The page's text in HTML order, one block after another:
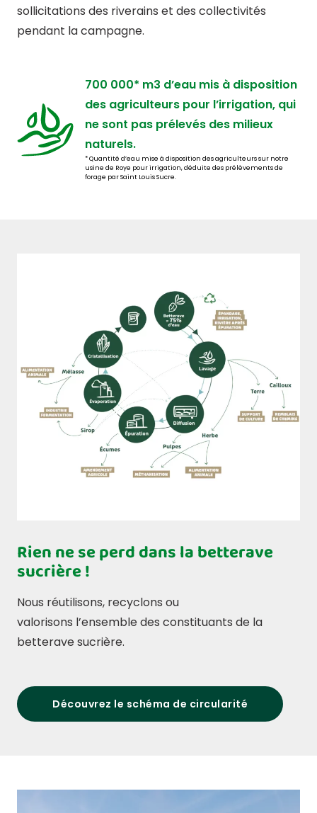
sollicitations des riverains et des collectivités
pendant la campagne.
700 000* m3 d’eau mis à disposition
des agriculteurs pour l’irrigation, qui
ne sont pas prélevés des milieux
naturels.
* Quantité d’eau mise à disposition des agriculteurs sur notre
usine de Roye pour irrigation, déduite des prélèvements de
forage par Saint Louis Sucre.
Rien ne se perd dans la betterave
sucrière !
Nous réutilisons, recyclons ou
valorisons l’ensemble des constituants de la
betterave sucrière.
Découvrez le schéma de circularité